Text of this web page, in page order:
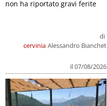
cervinia
di
Alessandro Bianchet
il 07/08/2026
non ha riportato gravi ferite